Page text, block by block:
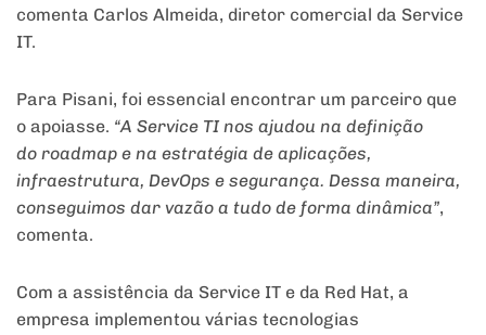
comenta Carlos Almeida, diretor comercial da Service
IT.
Para Pisani, foi essencial encontrar um parceiro que
o apoiasse. “A Service TI nos ajudou na definição
do roadmap e na estratégia de aplicações,
infraestrutura, DevOps e segurança. Dessa maneira,
conseguimos dar vazão a tudo de forma dinâmica”,
comenta.
Com a assistência da Service IT e da Red Hat, a
empresa implementou várias tecnologias